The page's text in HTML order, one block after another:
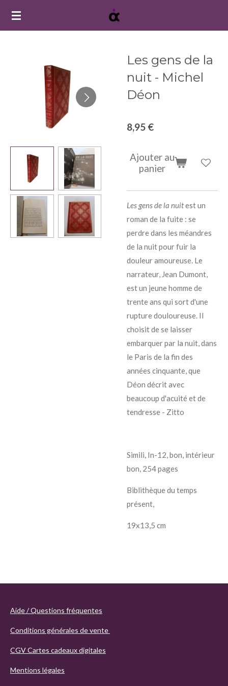
Passer
Les gens de la
nuit - Michel
Déon
8,95 €
Ajouter au
panier
Les gens de la nuitest un
roman de la fuite : se
perdre dans les méandres
de la nuit pour fuir la
douleur amoureuse. Le
narrateur, Jean Dumont,
est un jeune homme de
trente ans qui sort d'une
rupture douloureuse. Il
choisit de se laisser
embarquer par la nuit, dans
le Paris de la fin des
années cinquante, que
Déon décrit avec
beaucoup d'acuité et de
tendresse - Zitto
Simili, In-12, bon, intérieur
bon, 254 pages
Biblithèque du temps
présent,
19x13,5 cm
Aide / Questions fréquentes
Conditions générales de vente
CGV Cartes cadeaux digitales
Mentions légales